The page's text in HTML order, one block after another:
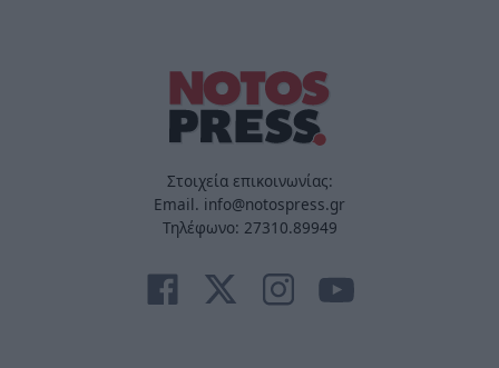
Στοιχεία επικοινωνίας:
Email. info@notospress.gr
Τηλέφωνο: 27310.89949